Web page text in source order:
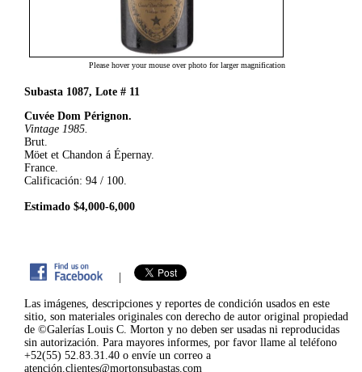
Please hover your mouse over photo for larger magnification
Subasta 1087, Lote # 11
Cuvée Dom Pérignon.
Vintage 1985.
Brut.
Möet et Chandon á Épernay.
France.
Calificación: 94 / 100.
Estimado $4,000-6,000
|
Las imágenes, descripciones y reportes de condición usados en este
sitio, son materiales originales con derecho de autor original propiedad
de ©Galerías Louis C. Morton y no deben ser usadas ni reproducidas
sin autorización. Para mayores informes, por favor llame al teléfono
+52(55) 52.83.31.40 o envíe un correo a
atención.clientes@mortonsubastas.com